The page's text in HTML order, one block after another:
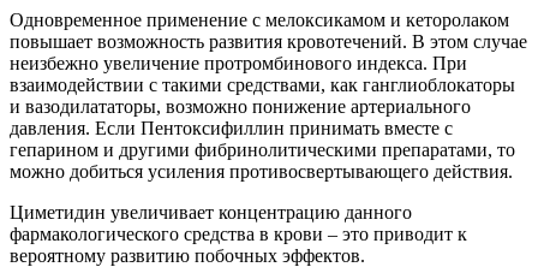
Одновременное применение с мелоксикамом и кеторолаком
повышает возможность развития кровотечений. В этом случае
неизбежно увеличение протромбинового индекса. При
взаимодействии с такими средствами, как ганглиоблокаторы
и вазодилататоры, возможно понижение артериального
давления. Если Пентоксифиллин принимать вместе с
гепарином и другими фибринолитическими препаратами, то
можно добиться усиления противосвертывающего действия.
Циметидин увеличивает концентрацию данного
фармакологического средства в крови – это приводит к
вероятному развитию побочных эффектов.